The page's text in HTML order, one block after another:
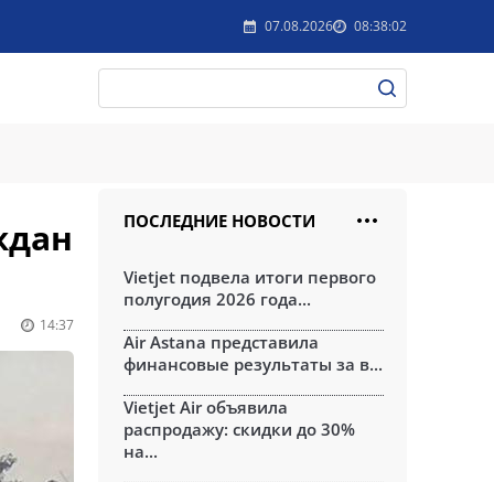
07.08.2026 08:38:02
14:37
ПОСЛЕДНИЕ НОВОСТИ
Vietjet подвела итоги первого
полугодия 2026 года...
Air Astana представила
финансовые результаты за в...
Vietjet Air объявила
распродажу: скидки до 30%
на...